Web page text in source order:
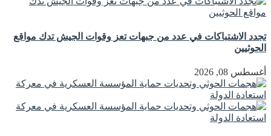
تجدد الاشتباكات في عدد من جبهات تعز وقوات الجيش تدك مواقع
الحوثيين
أغسطس 08, 2026